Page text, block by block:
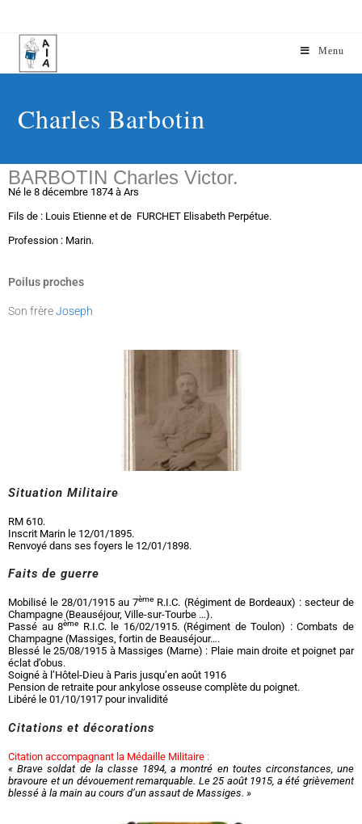
Menu
Charles Barbotin
BARBOTIN Charles Victor.
Né le 8 décembre 1874 à Ars
Fils de : Louis Etienne et de FURCHET Elisabeth Perpétue.
Profession : Marin.
Poilus proches
Son frèreJoseph
Situation Militaire
RM 610.
Inscrit Marin le 12/01/1895.
Renvoyé dans ses foyers le 12/01/1898.
Faits de guerre
Mobilisé le 28/01/1915 au 7ème R.I.C. (Régiment de Bordeaux) : secteur de
Champagne (Beauséjour, Ville-sur-Tourbe …).
Passé au 8ème
R.I.C. le 16/02/1915. (Régiment de Toulon) : Combats de
Champagne (Massiges, fortin de Beauséjour….
Blessé le 25/08/1915 à Massiges (Marne) : Plaie main droite et poignet par
éclat d’obus.
Soigné à l’Hôtel-Dieu à Paris jusqu’en août 1916
Pension de retraite pour ankylose osseuse complète du poignet.
Libéré le 01/10/1917 pour invalidité
Citations et décorations
Citation accompagnant la Médaille Militaire :
« Brave soldat de la classe 1894, a montré en toutes circonstances, une
bravoure et un dévouement remarquable. Le 25 août 1915, a été grièvement
blessé à la main au cours d’un assaut de Massiges. »